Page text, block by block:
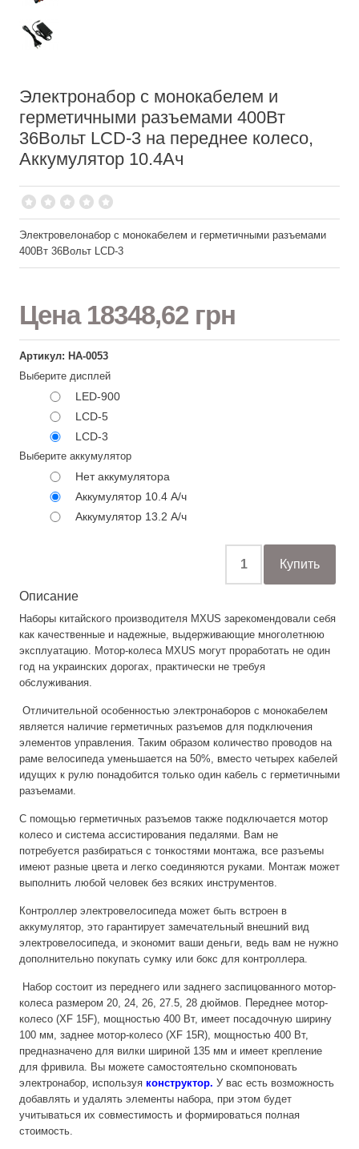
Электронабор с монокабелем и
герметичными разъемами 400Вт
36Вольт LCD-3 на переднее колесо,
Аккумулятор 10.4Ач
Электровелонабор с монокабелем и герметичными разъемами
400Вт 36Вольт LCD-3
Цена 18348,62 грн
Артикул: НА-0053
Выберите дисплей
LED-900
LCD-5
LCD-3
Выберите аккумулятор
Нет аккумулятора
Аккумулятор 10.4 А/ч
Аккумулятор 13.2 А/ч
Описание
Наборы китайского производителя MXUS зарекомендовали себя
как качественные и надежные, выдерживающие многолетнюю
эксплуатацию. Мотор-колеса MXUS могут проработать не один
год на украинских дорогах, практически не требуя
обслуживания.
Отличительной особенностью электронаборов с монокабелем
является наличие герметичных разъемов для подключения
элементов управления. Таким образом количество проводов на
раме велосипеда уменьшается на 50%, вместо четырех кабелей
идущих к рулю понадобится только один кабель с герметичными
разъемами.
С помощью герметичных разъемов также подключается мотор
колесо и система ассистирования педалями. Вам не
потребуется разбираться с тонкостями монтажа, все разъемы
имеют разные цвета и легко соединяются руками. Монтаж может
выполнить любой человек без всяких инструментов.
Контроллер электровелосипеда может быть встроен в
аккумулятор, это гарантирует замечательный внешний вид
электровелосипеда, и экономит ваши деньги, ведь вам не нужно
дополнительно покупать сумку или бокс для контроллера.
Набор состоит из переднего или заднего заспицованного мотор-
колеса размером 20, 24, 26, 27.5, 28 дюймов. Переднее мотор-
колесо (XF 15F), мощностью 400 Вт, имеет посадочную ширину
100 мм, заднее мотор-колесо (XF 15R), мощностью 400 Вт,
предназначено для вилки шириной 135 мм и имеет крепление
для фривила. Вы можете самостоятельно скомпоновать
электронабор, используя конструктор. У вас есть возможность
добавлять и удалять элементы набора, при этом будет
учитываться их совместимость и формироваться полная
стоимость.